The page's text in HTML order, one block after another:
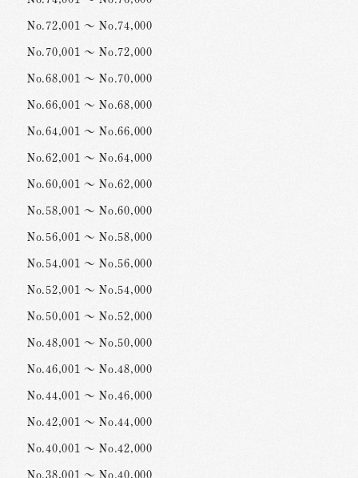
No.72,001 ～ No.74,000
No.70,001 ～ No.72,000
No.68,001 ～ No.70,000
No.66,001 ～ No.68,000
No.64,001 ～ No.66,000
No.62,001 ～ No.64,000
No.60,001 ～ No.62,000
No.58,001 ～ No.60,000
No.56,001 ～ No.58,000
No.54,001 ～ No.56,000
No.52,001 ～ No.54,000
No.50,001 ～ No.52,000
No.48,001 ～ No.50,000
No.46,001 ～ No.48,000
No.44,001 ～ No.46,000
No.42,001 ～ No.44,000
No.40,001 ～ No.42,000
No.38,001 ～ No.40,000